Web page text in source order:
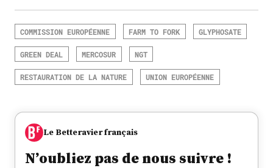
COMMISSION EUROPÉENNE FARM TO FORK GLYPHOSATE
GREEN DEAL MERCOSUR NGT
RESTAURATION DE LA NATURE UNION EUROPÉENNE
Le Betteravier français
N’oubliez pas de nous suivre !